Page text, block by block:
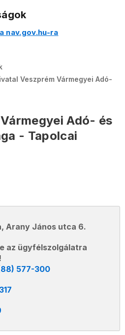
nav.gov.hu-ra
Veszprém Vármegyei Adó-
Adó- és
- Tapolcai
Arany János utca 6.
az ügyfélszolgálatra
577-300